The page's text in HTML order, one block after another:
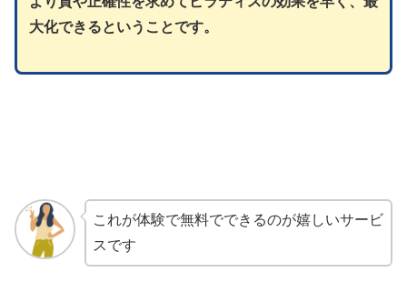
大化できるということです。
これが体験で無料でできるのが嬉しいサービ
スです